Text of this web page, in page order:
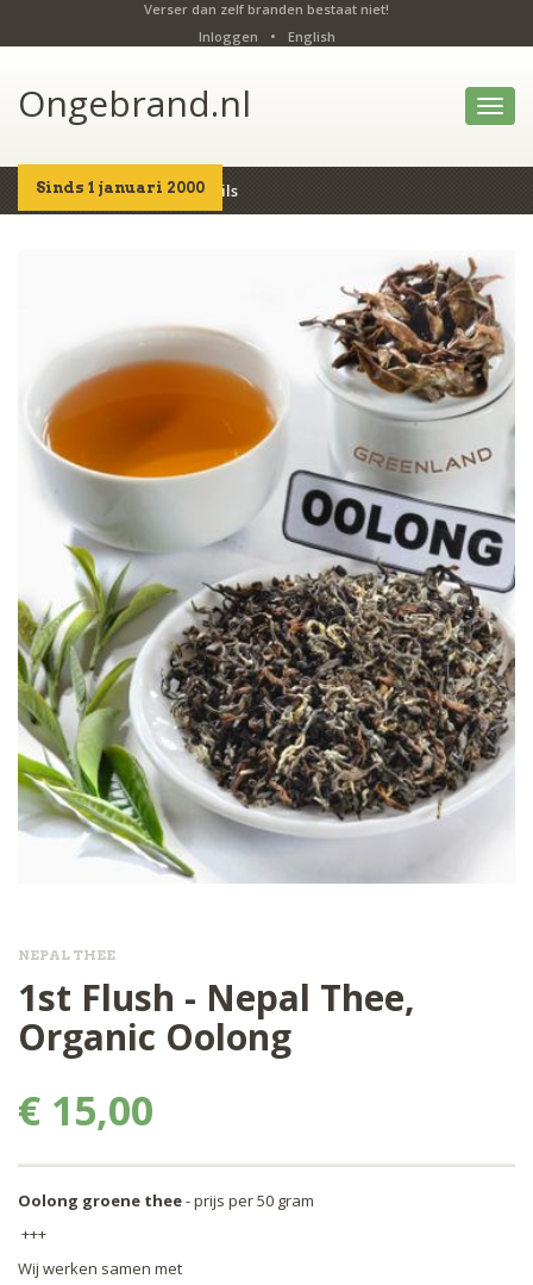
Verser dan zelf branden bestaat niet!
Inloggen
• English
Ongebrand.nl
Sinds 1 januari 2000
Home Producten Details
NEPAL THEE
1st Flush - Nepal Thee,
Organic Oolong
€ 15,00
Oolong groene thee- prijs per 50 gram
+++
Wij werken samen met